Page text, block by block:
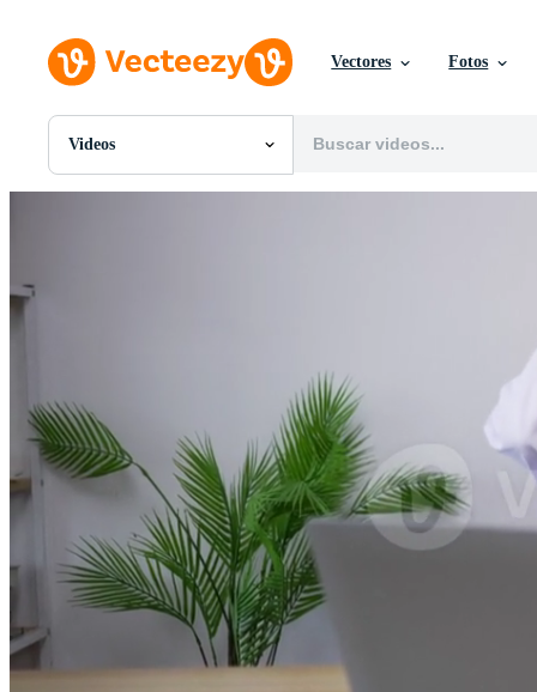
Vectores Fotos
Videos
Todas Imágenes
Eventos Editoriales